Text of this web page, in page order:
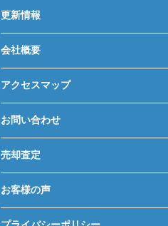
更新情報
会社概要
アクセスマップ
お問い合わせ
売却査定
お客様の声